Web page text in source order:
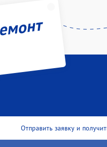
Отправить заявку и